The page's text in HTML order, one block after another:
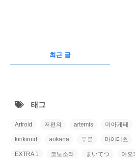
최근 글
글
태그
Artroid 저편의 artemis 미아게테
kirikiroid aokana 푸른 마이테츠
EXTRA 1 코노소라 まいてつ 아오